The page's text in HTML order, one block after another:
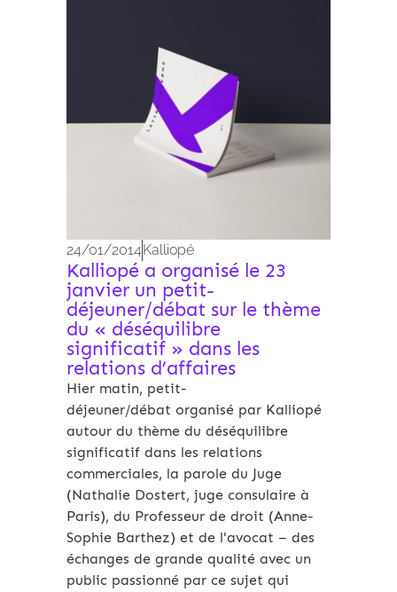
24/01/2014Kalliopé
Kalliopé a organisé le 23
janvier un petit-
déjeuner/débat sur le thème
du « déséquilibre
significatif » dans les
relations d’affaires
Hier matin, petit-
déjeuner/débat organisé par Kalliopé
autour du thème du déséquilibre
significatif dans les relations
commerciales, la parole du Juge
(Nathalie Dostert, juge consulaire à
Paris), du Professeur de droit (Anne-
Sophie Barthez) et de l'avocat – des
échanges de grande qualité avec un
public passionné par ce sujet qui